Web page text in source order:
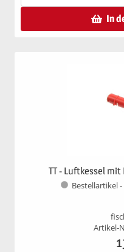
In
TT - Luftkessel
Bestellartikel
Artikel-